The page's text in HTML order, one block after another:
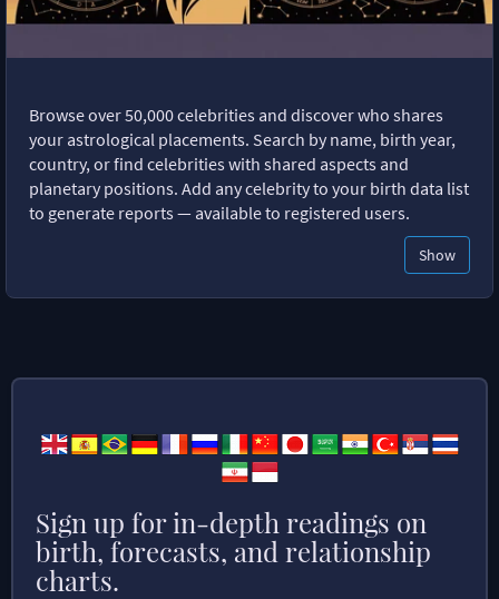
Browse over 50,000 celebrities and discover who shares
your astrological placements. Search by name, birth year,
country, or find celebrities with shared aspects and
planetary positions. Add any celebrity to your birth data list
to generate reports — available to registered users.
Show
Sign up for in-depth readings on
birth, forecasts, and relationship
charts.